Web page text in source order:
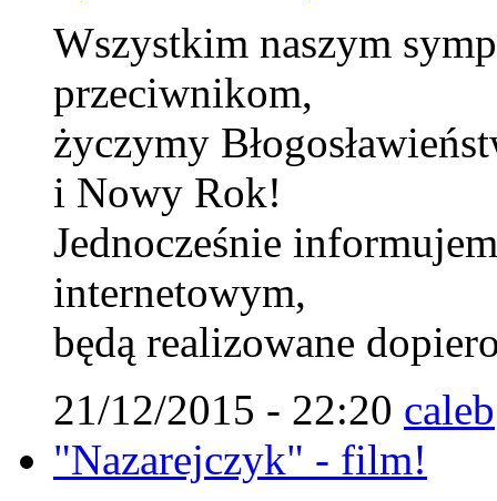
Wszystkim naszym
przeciwnikom,
życzymy
i Nowy Rok!
Jednocześnie
internetowym,
będą realizowane
21/12/2015 - 22:20 caleb
"Nazarejczyk" - film!